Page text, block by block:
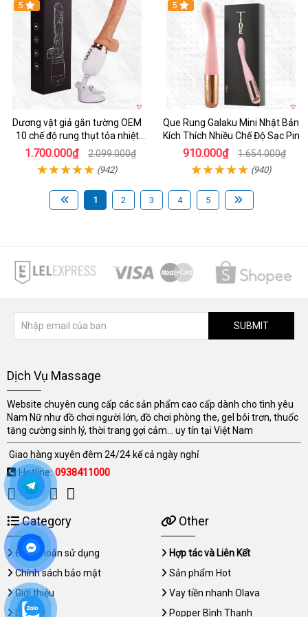
Hot
5
Dương vật giả gắn tường OEM
10 chế độ rung thụt tỏa nhiệt
siêu thực
1.700.000₫ 2.099.000₫
(942)
Hot
5
Que Rung Galaku Mini Nhật Bản
Kích Thích Nhiều Chế Độ Sạc Pin
910.000₫ 1.654.000₫
(940)
1 2 3 4 5
SUBMIT
Dịch Vụ Massage
Website chuyên cung cấp các sản phẩm cao cấp dành cho tình yêu
Nam Nữ như đồ chơi người lớn, đồ chơi phòng the, gel bôi trơn, thuốc
tăng cường sinh lý, thời trang gợi cảm... uy tín tại Việt Nam
Giao hàng xuyên đêm 24/24 kể cả ngày nghỉ
Hotline:0938411000
Category
Điều khoản sử dụng
Chính sách bảo mật
Giới thiệu
Liên hệ
Other
Hợp tác và Liên Kết
Sản phẩm Hot
Vay tiền nhanh Olava
Popper Bình Thạnh